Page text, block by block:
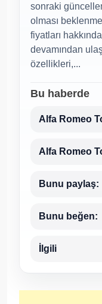
sonraki
olması
fiyatları
devamından
özellikleri,...
Bu haberde
Alfa Romeo
Alfa Romeo
Bunu paylaş:
Bunu beğen:
İlgili